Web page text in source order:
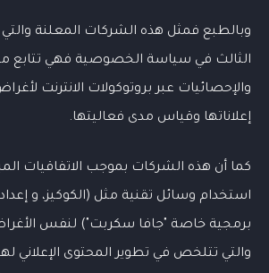
وبالطبع فمثل هذه الشركات المعلنة
الثالث في سياسة الخصوصية فهي تتابع
والإحصائيات عبر بروتوكولات الانترنت
إعلاناتها وقياس مدى فعاليتها.
كما أن هذه الشركات بموجب الاتفاقيات
استخدام وسائل تقنية مثل (الكوكيز، و
برمجية خاصة "جافا سكربت") لنفس
والتي تتلخص في تطوير المحتوى الإعلاني